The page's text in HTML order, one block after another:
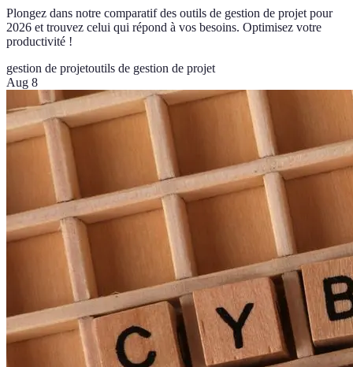
Plongez dans notre comparatif des outils de gestion de projet pour
2026 et trouvez celui qui répond à vos besoins. Optimisez votre
productivité !
gestion de projetoutils de gestion de projet
Aug 8